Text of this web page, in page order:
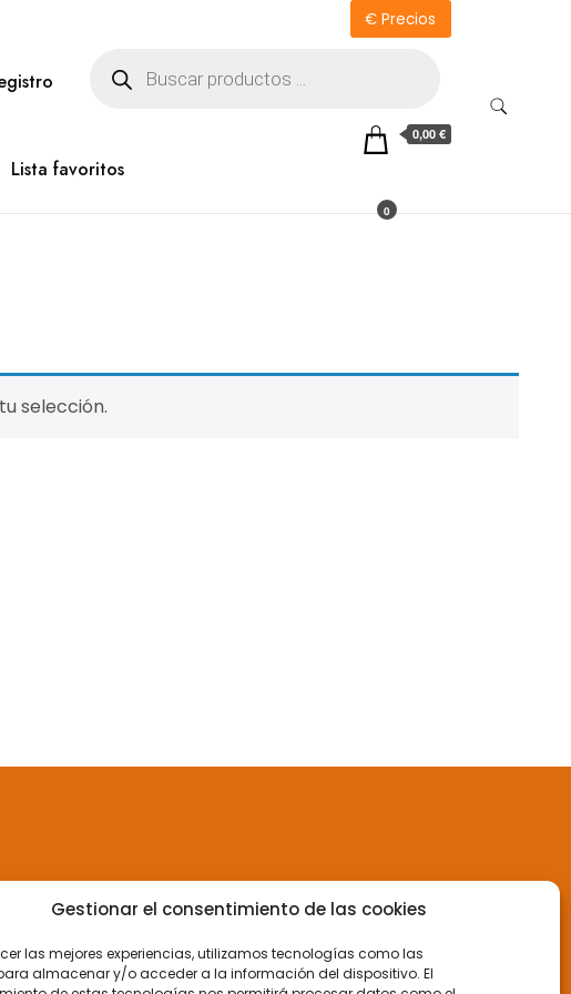
Gestionar el consentimiento de las cookies
las mejores experiencias, utilizamos tecnologías como las
almacenar y/o acceder a la información del dispositivo. El
€ Precios
productos
Lista favoritos
0
0,00 €
selección.